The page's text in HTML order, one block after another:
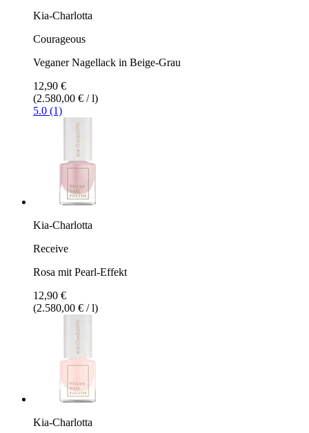
Kia-Charlotta
Courageous
Veganer Nagellack in Beige-Grau
12,90 €
(2.580,00 € / l)
5.0 (1)
Kia-Charlotta
Receive
Rosa mit Pearl-Effekt
12,90 €
(2.580,00 € / l)
Kia-Charlotta